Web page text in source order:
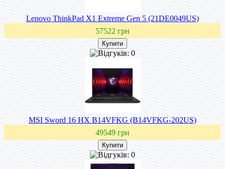
Lenovo ThinkPad X1 Extreme Gen 5 (21DE0049US)
57522 грн
MSI Sword 16 HX B14VFKG (B14VFKG-202US)
49549 грн